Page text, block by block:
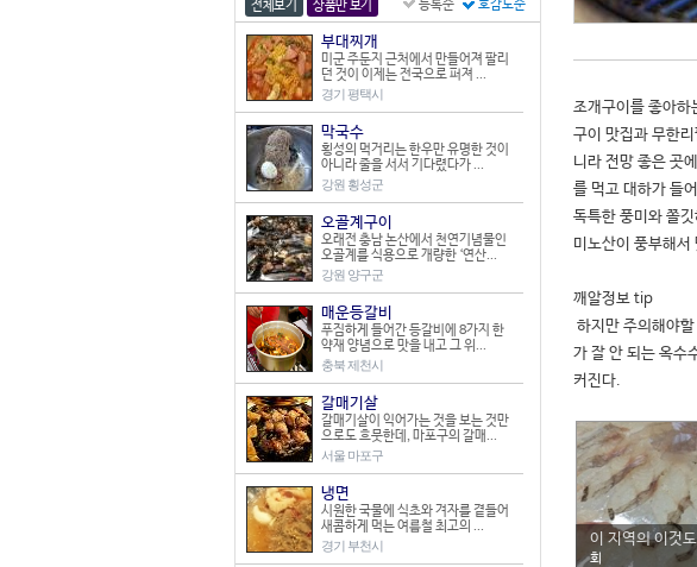
등록순 호감도순
전체보기 상품만 보기
부대찌개
미군 주둔지 근처에서 만들어져 팔리
던 것이 이제는 전국으로 퍼져 ...
경기 평택시
막국수
횡성의 먹거리는 한우만 유명한 것이
아니라 줄을 서서 기다렸다가 ...
강원 횡성군
오골계구이
오래전 충남 논산에서 천연기념물인
오골계를 식용으로 개량한 ‘연산...
강원 양구군
매운등갈비
푸짐하게 들어간 등갈비에 8가지 한
약재 양념으로 맛을 내고 그 위...
충북 제천시
갈매기살
갈매기살이 익어가는 것을 보는 것만
으로도 흐뭇한데, 마포구의 갈매...
서울 마포구
냉면
시원한 국물에 식초와 겨자를 곁들어
새콤하게 먹는 여름철 최고의 ...
경기 부천시
조개구이를 좋아하
구이 맛집과 무한
니라 전망 좋은 곳
를 먹고 대하가 들
독특한 풍미와 쫄
미노산이 풍부해서
깨알정보 tip
가 잘 안 되는 옥수
이 지역의 이것
회